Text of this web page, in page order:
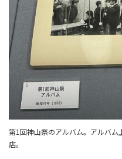
第1回神山祭のアルバム。アルバ
店。